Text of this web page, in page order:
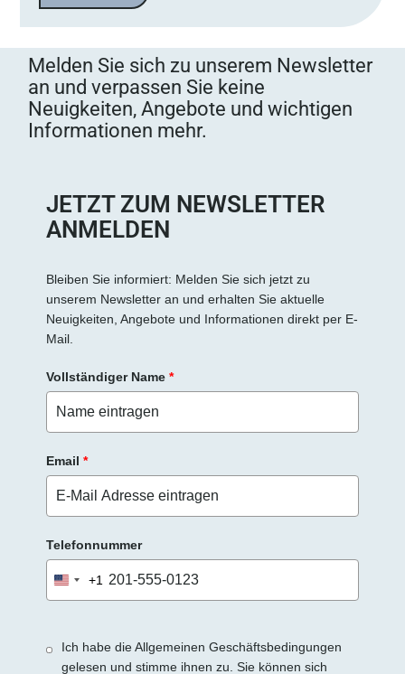
a
s
s
e
d
i
e
e
d
e
e
Melden Sie sich zu unserem Newsletter
an und verpassen Sie keine
Neuigkeiten, Angebote und wichtigen
Informationen mehr.
JETZT ZUM NEWSLETTER
ANMELDEN
Bleiben Sie informiert: Melden Sie sich jetzt zu
unserem Newsletter an und erhalten Sie aktuelle
Neuigkeiten, Angebote und Informationen direkt per E-
Mail.
Vollständiger Name *
Email *
Telefonnummer
United
States
+1
Ich habe die Allgemeinen Geschäftsbedingungen
gelesen und stimme ihnen zu. Sie können sich